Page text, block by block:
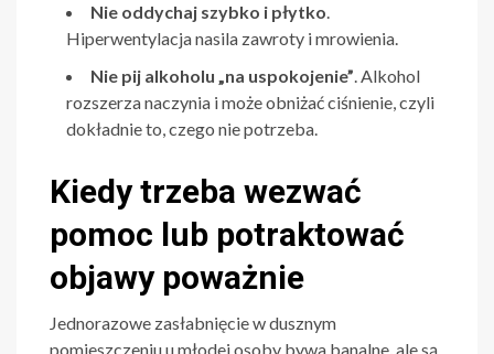
Nie oddychaj szybko i płytko.
Hiperwentylacja nasila zawroty i mrowienia.
Nie pij alkoholu „na uspokojenie”. Alkohol
rozszerza naczynia i może obniżać ciśnienie, czyli
dokładnie to, czego nie potrzeba.
Kiedy trzeba wezwać
pomoc lub potraktować
objawy poważnie
Jednorazowe zasłabnięcie w dusznym
pomieszczeniu u młodej osoby bywa banalne, ale są